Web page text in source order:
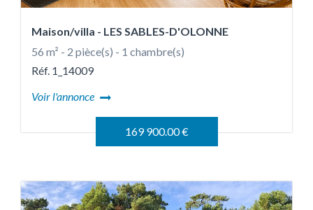
Maison/villa - LES SABLES-D'OLONNE
56 m² - 2 pièce(s) - 1 chambre(s)
Réf. 1_14009
Voir l'annonce
169 900.00 €